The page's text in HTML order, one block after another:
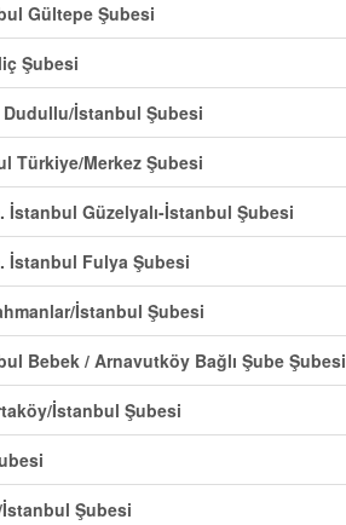
Gültepe Şubesi
Şubesi
İstanbul Şubesi
Türkiye/Merkez Şubesi
İstanbul Güzelyalı-İstanbul Şubesi
İstanbul Fulya Şubesi
İstanbul Şubesi
Bebek / Arnavutköy Bağlı Şube Şubesi
İstanbul Şubesi
Şubesi